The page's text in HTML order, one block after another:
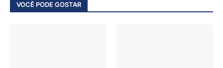
VOCÊ PODE GOSTAR